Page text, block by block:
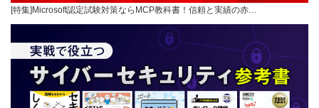
[特集]Microsoft認定試験対策ならMCP教科書！信頼と実績の赤…